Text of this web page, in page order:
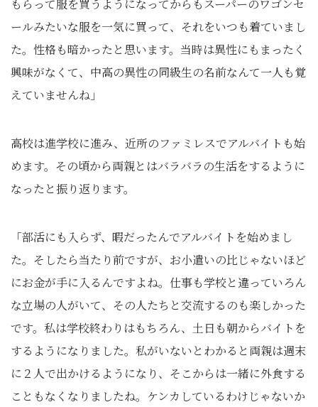
もらって服を買うようになってからもスーパーのワゴンセ
ールみたいな服を一気に買って、それをいつも着ていまし
た。性格も暗かったと思います。当時は異性にもまったく
興味がなくて、中高の異性の同級生の名前なんて一人も覚
えていませんね」
高校は進学校に進み、近所のファミレスでアルバイトも始
めます。その頃から両親とはバラバラの生活をするように
なったと振り返ります。
「部活にも入らず、暇だったんでアルバイトを始めまし
た。そしたら当たり前ですが、お小遣いの比じゃないほど
にお金が手に入るんですよね。仕事も学校と違っていろん
な立場の人がいて、その人たちと交流するのも楽しかった
です。私は学校終わりはもちろん、土日も朝からバイトを
するようになりました。私がいないとわかると両親は週末
に２人で出かけるようになり、そこからは一緒に外食する
こともなくなりましたね。ケンカしているわけじゃないか